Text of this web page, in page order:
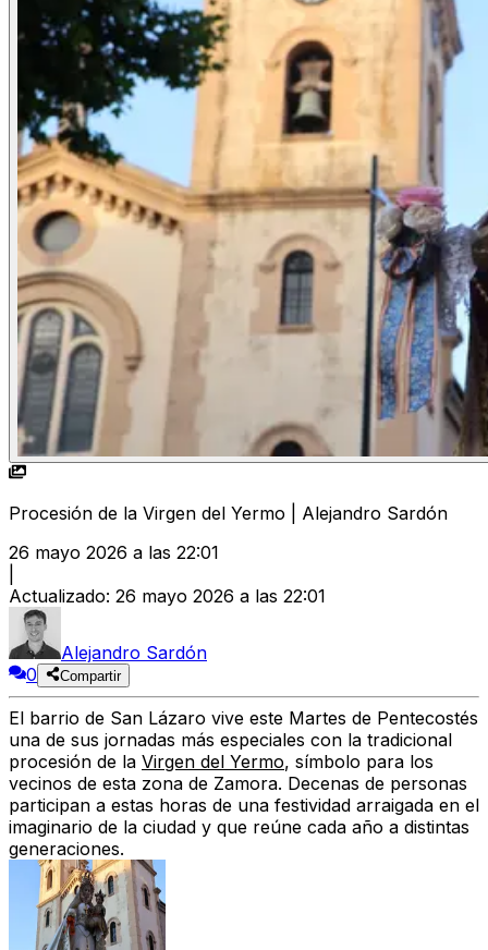
Procesión de la Virgen del Yermo | Alejandro Sardón
26 mayo 2026 a las 22:01
Actualizado: 26 mayo 2026 a las 22:01
Alejandro Sardón
0
Compartir
El barrio de San Lázaro vive este Martes de Pentecostés
una de sus jornadas más especiales con la tradicional
procesión de la Virgen del Yermo, símbolo para los
vecinos de esta zona de Zamora. Decenas de personas
participan a estas horas de una festividad arraigada en el
imaginario de la ciudad y que reúne cada año a distintas
generaciones.